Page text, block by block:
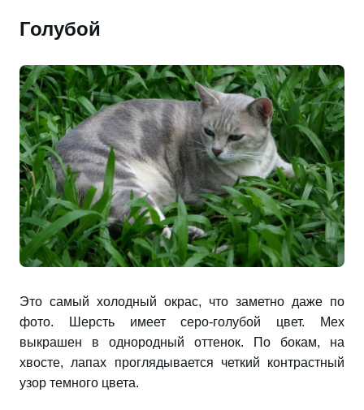
Голубой
Это самый холодный окрас, что заметно даже по
фото. Шерсть имеет серо-голубой цвет. Мех
выкрашен в однородный оттенок. По бокам, на
хвосте, лапах проглядывается четкий контрастный
узор темного цвета.